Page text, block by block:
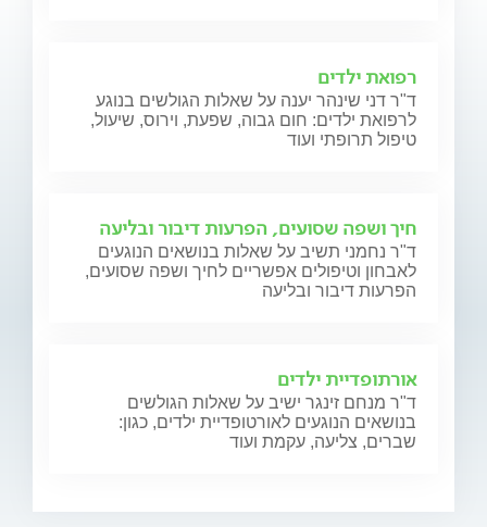
רפואת ילדים
ד"ר דני שינהר יענה על שאלות הגולשים בנוגע
לרפואת ילדים: חום גבוה, שפעת, וירוס, שיעול,
טיפול תרופתי ועוד
חיך ושפה שסועים, הפרעות דיבור ובליעה
ד"ר נחמני תשיב על שאלות בנושאים הנוגעים
לאבחון וטיפולים אפשריים לחיך ושפה שסועים,
הפרעות דיבור ובליעה
אורתופדיית ילדים
ד"ר מנחם זינגר ישיב על שאלות הגולשים
בנושאים הנוגעים לאורטופדיית ילדים, כגון:
שברים, צליעה, עקמת ועוד